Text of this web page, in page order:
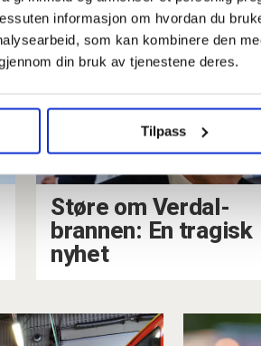
informasjon om hvordan du
som kan kombinere den
din bruk av tjenestene deres.
Tilpass
Støre om Verdal-
brannen: En tragisk
nyhet